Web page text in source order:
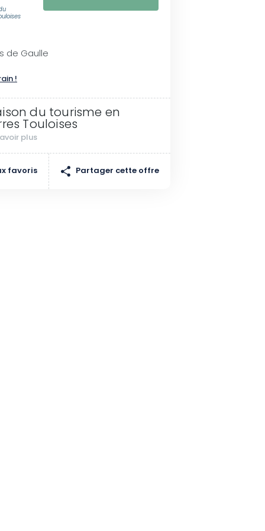
de Gaulle
!
du tourisme en
Touloises
plus
favoris Partager cette offre